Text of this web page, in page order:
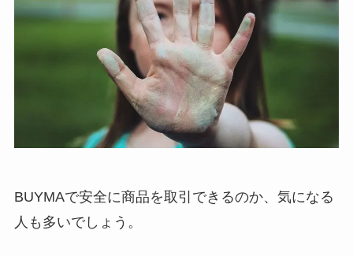
BUYMAで安全に商品を取引できるのか、気になる
人も多いでしょう。